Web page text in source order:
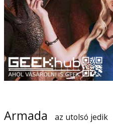
Armada az utolsó jedik